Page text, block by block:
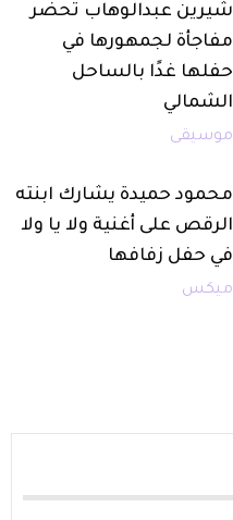
شيرين عبدالوهاب تحضر
مفاجأة لجمهورها في
حفلها غدًا بالساحل
الشمالي
موسيقى
محمود حميدة يشارك ابنته
الرقص على أغنية ولا يا ولا
في حفل زفافها
ميكس